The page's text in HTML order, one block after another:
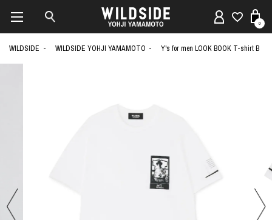
0
WILDSIDE WILDSIDE YOHJI YAMAMOTO Y's for men LOOK BOOK T-shirt B